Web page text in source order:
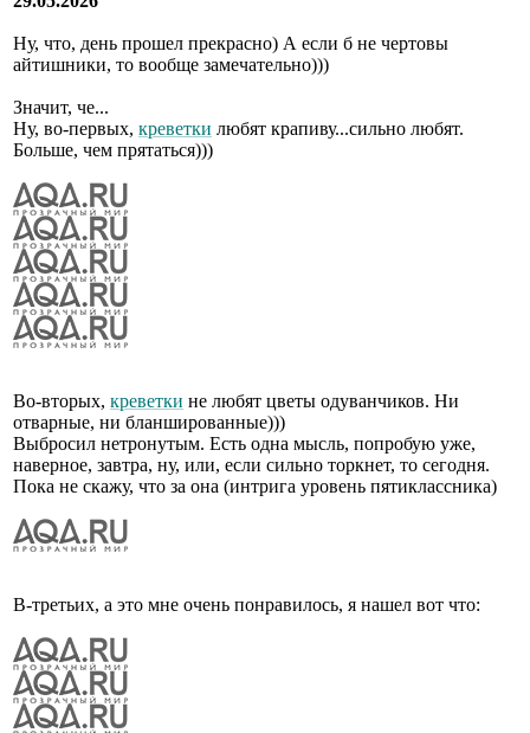
Ну, что, день прошел прекрасно) А если б не чертовы
айтишники, то вообще замечательно)))
Значит, че...
Ну, во-первых, креветки любят крапиву...сильно любят.
Больше, чем прятаться)))
Во-вторых, креветки не любят цветы одуванчиков. Ни
отварные, ни бланшированные)))
Выбросил нетронутым. Есть одна мысль, попробую уже,
наверное, завтра, ну, или, если сильно торкнет, то сегодня.
Пока не скажу, что за она (интрига уровень пятиклассника)
В-третьих, а это мне очень понравилось, я нашел вот что: